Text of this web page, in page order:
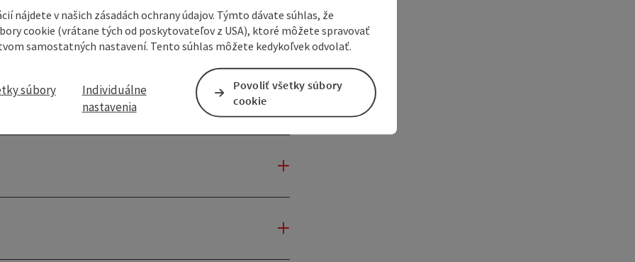
nájdete v našich zásadách ochrany údajov. Týmto dávate súhlas, že
cookie (vrátane tých od poskytovateľov z USA), ktoré môžete spravovať
samostatných nastavení. Tento súhlas môžete kedykoľvek odvolať.
súbory
Individuálne
nastavenia
Povoliť všetky súbory
cookie